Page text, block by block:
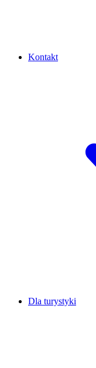
Kontakt
Dla turystyki